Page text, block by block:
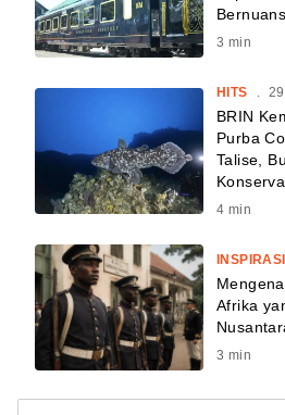
3 min
HITS
BRIN
Purba
Talise,
4 min
Afrika
3 min